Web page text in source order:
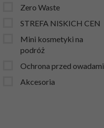
Zero Waste
STREFA NISKICH CEN
Mini kosmetyki na
podróż
Ochrona przed owadami
Akcesoria